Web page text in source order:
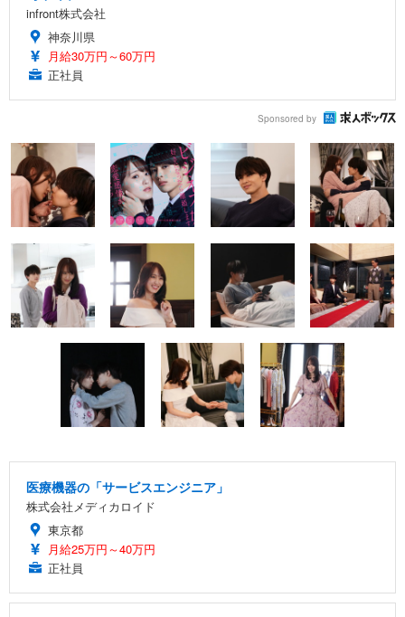
infront株式会社
神奈川県
月給30万円～60万円
正社員
Sponsored by
医療機器の「サービスエンジニア」
株式会社メディカロイド
東京都
月給25万円～40万円
正社員